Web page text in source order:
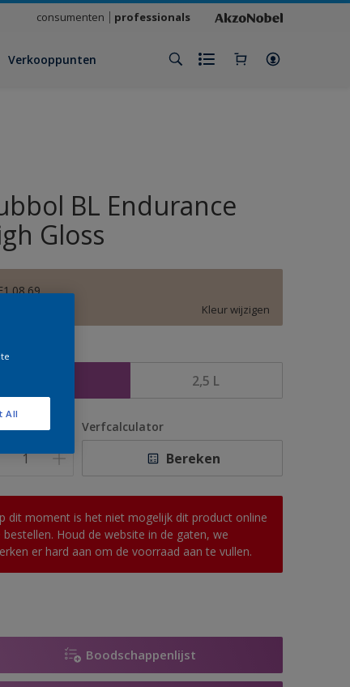
consumenten professionals
Verkooppunten
BL Endurance
Gloss
Kleur wijzigen
2,5 L
Verfcalculator
Bereken
dit moment is het niet mogelijk dit product online
bestellen. Houd de website in de gaten, we
er hard aan om de voorraad aan te vullen.
Boodschappenlijst
All